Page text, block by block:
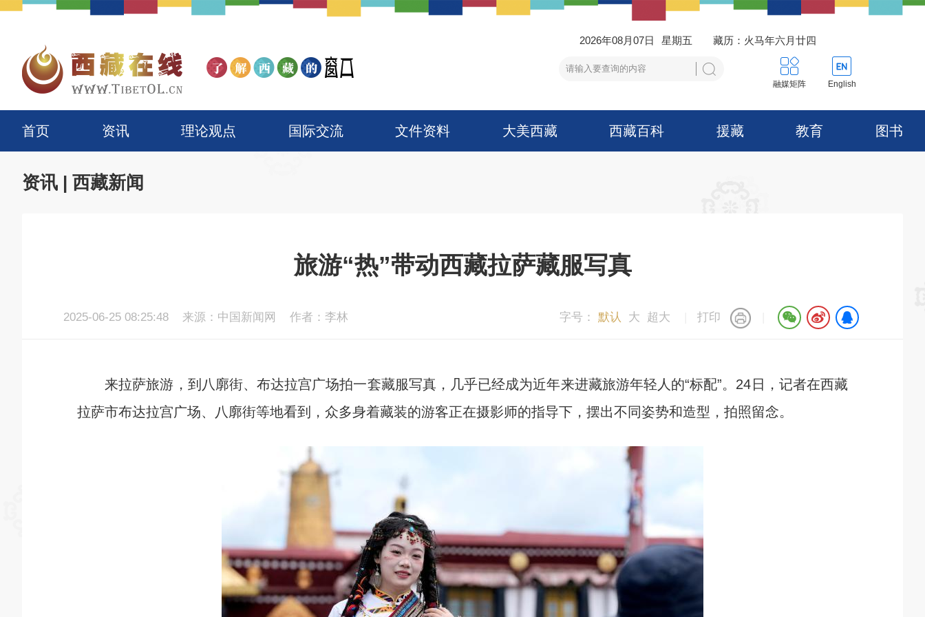
2026年08月07日 星期五 藏历：火马年六月廿四
融媒矩阵 English
首页 资讯 理论观点 国际交流 文件资料 大美西藏 西藏百科 援藏 教育 图书
资讯 | 西藏新闻
旅游“热”带动西藏拉萨藏服写真
2025-06-25 08:25:48 来源：中国新闻网 作者：李林 字号： 默认 大 超大 打印
来拉萨旅游，到八廓街、布达拉宫广场拍一套藏服写真，几乎已经成为近年来进藏旅游年轻人的“标配”。24日，记者在西藏
拉萨市布达拉宫广场、八廓街等地看到，众多身着藏装的游客正在摄影师的指导下，摆出不同姿势和造型，拍照留念。